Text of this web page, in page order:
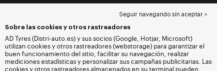
Seguir navegando sin aceptar >
Sobre las cookies y otros rastreadores
AD Tyres (Distri-auto.es) y sus socios (Google, Hotjar, Microsoft)
utilizan cookies y otros rastreadores (webstorage) para garantizar el
buen funcionamiento del sitio, facilitar su navegación, realizar
mediciones estadísticas y personalizar sus campañas publicitarias. Las
cookies y otros rastreadores almacenados en su terminal pueden